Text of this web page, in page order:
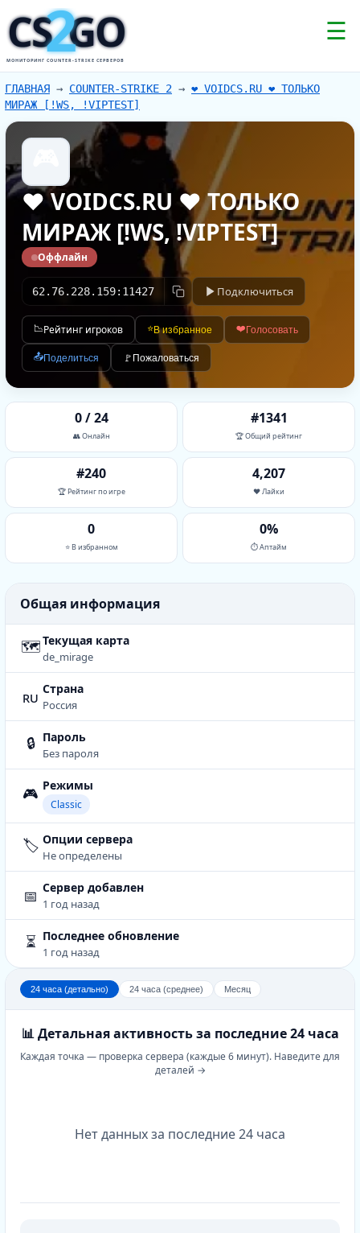
CS GO
2
МОНИТОРИНГ COUNTER-STRIKE СЕРВЕРОВ
☰
ГЛАВНАЯ → COUNTER-STRIKE 2 → ❤️ VOIDCS.RU ❤️ ТОЛЬКО
МИРАЖ [!WS, !VIPTEST]
❤️ VOIDCS.RU ❤️ ТОЛЬКО
МИРАЖ [!WS, !VIPTEST]
Оффлайн
62.76.228.159:11427 Подключиться
📉Рейтинг игроков ⭐В избранное ❤️Голосовать
📤Поделиться 🚩 Пожаловаться
0 / 24
👥 Онлайн
#1341
🏆 Общий рейтинг
#240
🏆 Рейтинг по игре
4,207
❤️ Лайки
0
⭐ В избранном
0%
⏱ Аптайм
Общая информация
🗺Текущая карта
de_mirage
ru Страна
Россия
🔒 Пароль
Без пароля
🎮 Режимы
Classic
🏷️ Опции сервера
Не определены
📅 Сервер добавлен
1 год назад
⏳ Последнее обновление
1 год назад
24 часа (детально) 24 часа (среднее) Месяц
📊 Детальная активность за последние 24 часа
Каждая точка — проверка сервера (каждые 6 минут). Наведите для
деталей →
Нет данных за последние 24 часа